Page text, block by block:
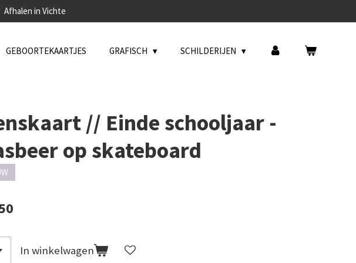
Afhalen in Vichte
GEBOORTEKAARTJES GRAFISCH SCHILDERIJEN
// Einde schooljaar -
op skateboard
In winkelwagen